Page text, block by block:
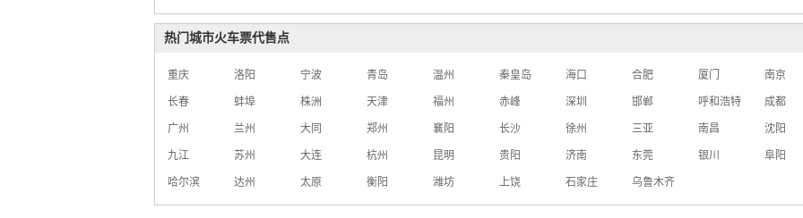
热门城市火车票代售点
重庆 洛阳 宁波 青岛 温州 秦皇岛 海口 合肥 厦门 南京
长春 蚌埠 株洲 天津 福州 赤峰 深圳 邯郸 呼和浩特 成都
广州 兰州 大同 郑州 襄阳 长沙 徐州 三亚 南昌 沈阳
九江 苏州 大连 杭州 昆明 贵阳 济南 东莞 银川 阜阳
哈尔滨 达州 太原 衡阳 潍坊 上饶 石家庄 乌鲁木齐